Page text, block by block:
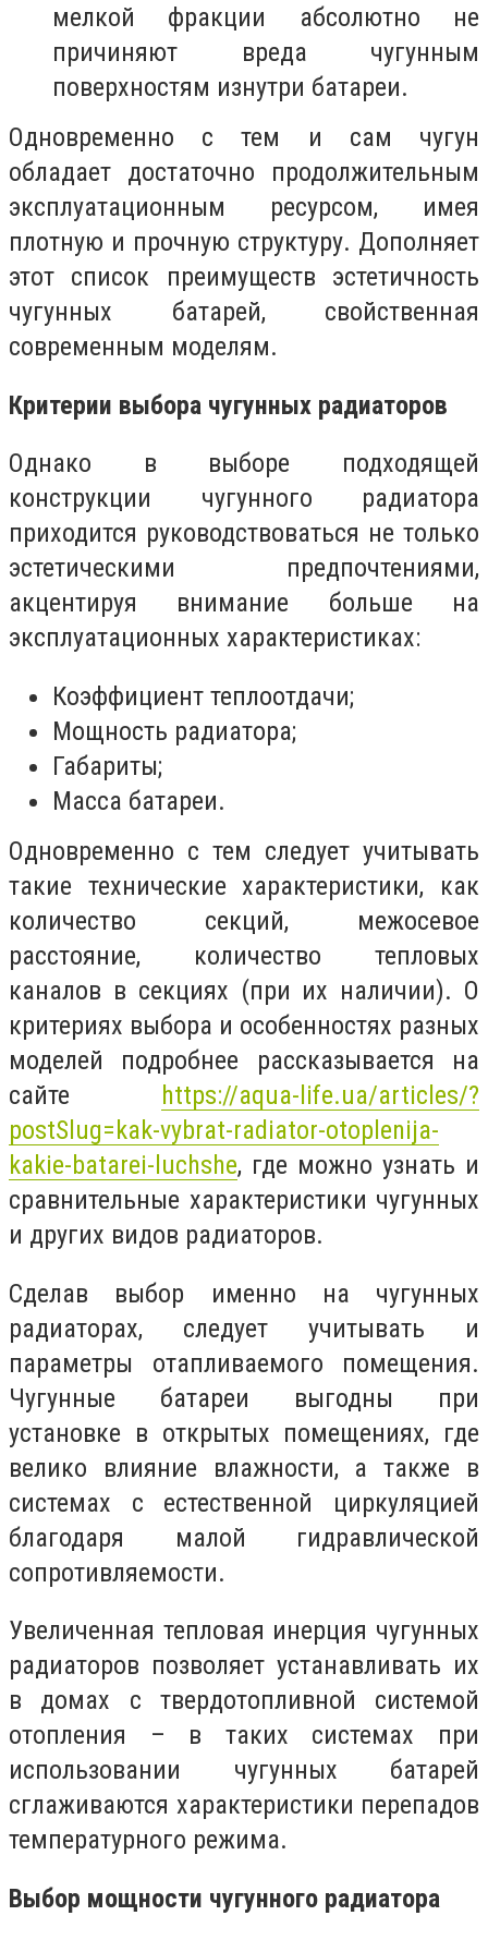
мелкой фракции абсолютно не
причиняют вреда чугунным
поверхностям изнутри батареи.
Одновременно с тем и сам чугун
обладает достаточно продолжительным
эксплуатационным ресурсом, имея
плотную и прочную структуру. Дополняет
этот список преимуществ эстетичность
чугунных батарей, свойственная
современным моделям.
Критерии выбора чугунных радиаторов
Однако в выборе подходящей
конструкции чугунного радиатора
приходится руководствоваться не только
эстетическими предпочтениями,
акцентируя внимание больше на
эксплуатационных характеристиках:
Коэффициент теплоотдачи;
Мощность радиатора;
Габариты;
Масса батареи.
Одновременно с тем следует учитывать
такие технические характеристики, как
количество секций, межосевое
расстояние, количество тепловых
каналов в секциях (при их наличии). О
критериях выбора и особенностях разных
моделей подробнее рассказывается на
сайте
https://aqua-life.ua/articles/?
postSlug=kak-vybrat-radiator-otoplenija-
kakie-batarei-luchshe, где можно узнать и
сравнительные характеристики чугунных
и других видов радиаторов.
Сделав выбор именно на чугунных
радиаторах, следует учитывать и
параметры отапливаемого помещения.
Чугунные батареи выгодны при
установке в открытых помещениях, где
велико влияние влажности, а также в
системах с естественной циркуляцией
благодаря малой гидравлической
сопротивляемости.
Увеличенная тепловая инерция чугунных
радиаторов позволяет устанавливать их
в домах с твердотопливной системой
отопления – в таких системах при
использовании чугунных батарей
сглаживаются характеристики перепадов
температурного режима.
Выбор мощности чугунного радиатора